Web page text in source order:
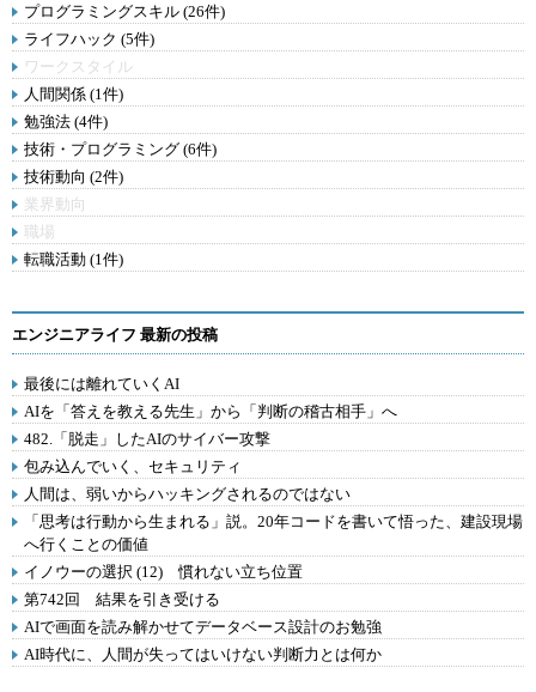
プログラミングスキル (26件)
ライフハック (5件)
ワークスタイル
人間関係 (1件)
勉強法 (4件)
技術・プログラミング (6件)
技術動向 (2件)
業界動向
職場
転職活動 (1件)
エンジニアライフ 最新の投稿
最後には離れていくAI
AIを「答えを教える先生」から「判断の稽古相手」へ
482.「脱走」したAIのサイバー攻撃
包み込んでいく、セキュリティ
人間は、弱いからハッキングされるのではない
「思考は行動から生まれる」説。20年コードを書いて悟った、建設現場
へ行くことの価値
イノウーの選択 (12) 慣れない立ち位置
第742回 結果を引き受ける
AIで画面を読み解かせてデータベース設計のお勉強
AI時代に、人間が失ってはいけない判断力とは何か